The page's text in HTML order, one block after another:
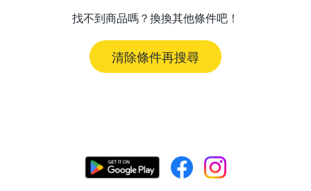
找不到商品嗎？換換其他條件吧！
清除條件再搜尋